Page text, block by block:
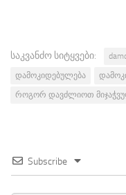
საკვანძო სიტყვები:
დამოკიდებულება
როგორ დავძლიოთ
Subscribe